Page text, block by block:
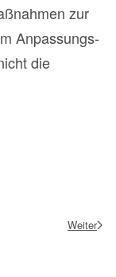
zur
Anpassungs-
die
Weiter